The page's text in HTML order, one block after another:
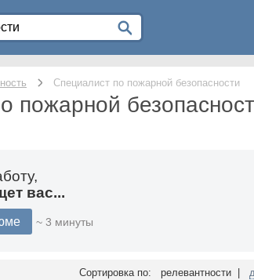
Специалист по пожарной безопасности
пожарной
вас...
~ 3 минуты
Сортировка по: релевантности |